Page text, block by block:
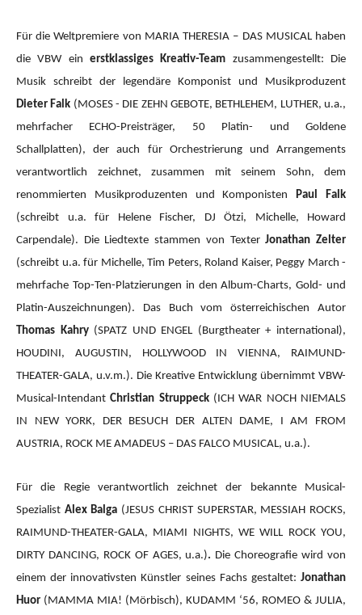
Für die Weltpremiere von MARIA THERESIA – DAS MUSICAL haben
die VBW ein erstklassiges Kreativ-Team zusammengestellt: Die
Musik schreibt der legendäre Komponist und Musikproduzent
Dieter Falk (MOSES - DIE ZEHN GEBOTE, BETHLEHEM, LUTHER, u.a.,
mehrfacher ECHO-Preisträger, 50 Platin- und Goldene
Schallplatten), der auch für Orchestrierung und Arrangements
verantwortlich zeichnet, zusammen mit seinem Sohn, dem
renommierten Musikproduzenten und KomponistenPaul Falk
(schreibt u.a. für Helene Fischer, DJ Ötzi, Michelle, Howard
Carpendale). Die Liedtexte stammen von TexterJonathan Zelter
(schreibt u.a. für Michelle, Tim Peters, Roland Kaiser, Peggy March -
mehrfache Top-Ten-Platzierungen in den Album-Charts, Gold- und
Platin-Auszeichnungen). Das Buch vom österreichischen Autor
Thomas Kahry(SPATZ UND ENGEL (Burgtheater + international),
HOUDINI, AUGUSTIN, HOLLYWOOD IN VIENNA, RAIMUND-
THEATER-GALA, u.v.m.). Die Kreative Entwicklung übernimmt VBW-
Musical-IntendantChristian Struppeck(ICH WAR NOCH NIEMALS
IN NEW YORK, DER BESUCH DER ALTEN DAME, I AM FROM
AUSTRIA, ROCK ME AMADEUS – DAS FALCO MUSICAL, u.a.).
Für die Regie verantwortlich zeichnet der bekannte Musical-
Spezialist Alex Balga (JESUS CHRIST SUPERSTAR, MESSIAH ROCKS,
RAIMUND-THEATER-GALA, MIAMI NIGHTS, WE WILL ROCK YOU,
DIRTY DANCING, ROCK OF AGES, u.a.). Die Choreografie wird von
einem der innovativsten Künstler seines Fachs gestaltet: Jonathan
Huor (MAMMA MIA! (Mörbisch), KUDAMM ‘56, ROMEO & JULIA,